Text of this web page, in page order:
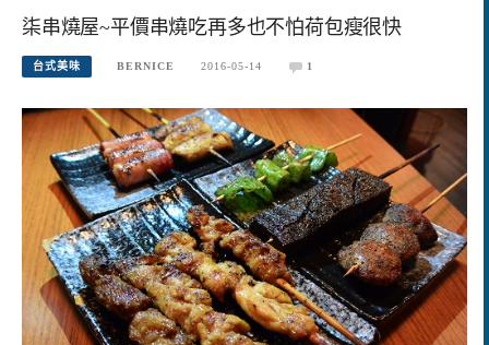
柒串燒屋~平價串燒吃再多也不怕荷包瘦很快
台式美味 BERNICE 2016-05-14 1